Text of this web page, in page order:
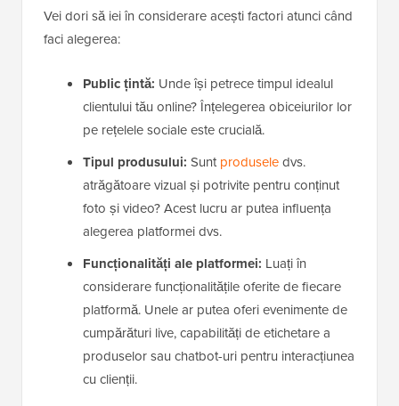
Vei dori să iei în considerare acești factori atunci când
faci alegerea:
Public țintă: Unde își petrece timpul idealul
clientului tău online? Înțelegerea obiceiurilor lor
pe rețelele sociale este crucială.
Tipul produsului: Suntproduseledvs.
atrăgătoare vizual și potrivite pentru conținut
foto și video? Acest lucru ar putea influența
alegerea platformei dvs.
Funcționalități ale platformei: Luați în
considerare funcționalitățile oferite de fiecare
platformă. Unele ar putea oferi evenimente de
cumpărături live, capabilități de etichetare a
produselor sau chatbot-uri pentru interacțiunea
cu clienții.